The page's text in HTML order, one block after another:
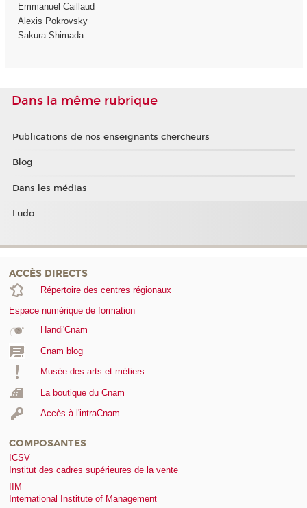
Emmanuel Caillaud
Alexis Pokrovsky
Sakura Shimada
Dans la même rubrique
Publications de nos enseignants chercheurs
Blog
Dans les médias
Ludo
ACCÈS DIRECTS
Répertoire des centres régionaux
Espace numérique de formation
Handi'Cnam
Cnam blog
Musée des arts et métiers
La boutique du Cnam
Accès à l'intraCnam
COMPOSANTES
ICSV
Institut des cadres supérieures de la vente
IIM
International Institute of Management